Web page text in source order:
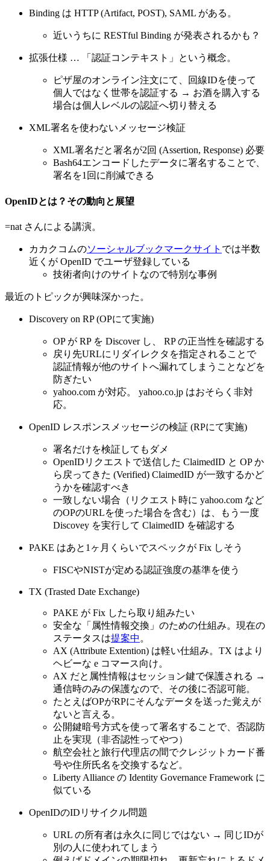
Binding は HTTP (Artifact, POST), SAML がある。
近いうちに RESTful Binding が発表されるかも？
拡張仕様 … 「認証コンテキスト」という概念。
ピザ屋のオンライン注文にて、回線IDを使って
個人ではなく世帯を認証する → お酒を購入する
場合は個人レベルの認証へ切り替える
XML署名を使わないメッセージ検証
XML署名だと署名が2回 (Assertion, Response) 必要
Bash64エンコードしたデータに署名することで、
署名を1回に削減できる
OpenIDとは？その動向と展望
=nat さんによる講演。
カカクコムのソーシャルブックマークサイト では半数
近くが OpenID でユーザ登録している
技術者向けのサイトなので特別な事例
最近のトピックが興味深かった。
Discovery on RP (OPにて実施)
OP が RP を Discover し、 RP の正当性を確認する
戻り先URLにリダイレクタを指定されることで
認証情報が他のサイトへ漏れてしまうことなどを
防ぎたい
yahoo.com が対応。 yahoo.co.jp はおそらく非対
応。
OpenID レスポンスメッセージの検証 (RPにて実施)
署名だけを検証してもダメ
OpenIDリクエストで送信した ClaimedID と OP か
ら戻ってきた (Verified) ClaimedID が一致するかど
うかを確認すべき
一致しない場合（リクエスト時に yahoo.com など
のOPのURLを使った場合を含む）は、もう一度
Discovey を実行して ClaimedID を確認する
PAKE はあと1ヶ月くらいでスペックが Fix しそう
FISCやNISTが定める認証強度の基準を使う
TX (Trasted Date Exchange)
PAKE が Fix したら取り組みたい
安全な「属性情報交換」のための仕組み。現在の
ステータスは提案中 。
AX (Attribute Extention) は軽い仕組み。TX はより
ヘビーな e コマース向け。
AX だと属性情報はセッション鍵で保護される →
通信時のみの保護なので、その後に否認可能。
たとえばOPがRPにそんなデータを送った覚えが
ないと言える。
公開鍵暗号方式を使って署名することで、否認防
止を実現（非否認性ってやつ）
航空会社と旅行代理店の間でクレジットカード番
号や住所氏名を交換するなど。
Liberty Alliance の Identity Governance Framework に
似ている
OpenIDのIDリサイクル問題
URL の所有者は永久に同じではない → 同じIDが
別の人に使われてしまう